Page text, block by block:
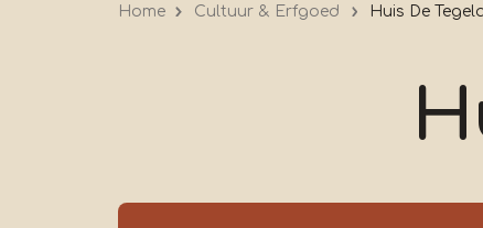
Home Cultuur & Erfgoed Huis De